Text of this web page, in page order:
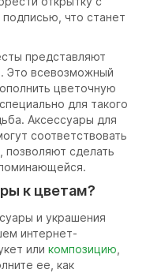
что станет
представляют
Это всевозможный
цветочную
для такого
Аксессуары для
соответствовать
сделать
к цветам?
и украшения
интернет-
или композицию,
ее, как